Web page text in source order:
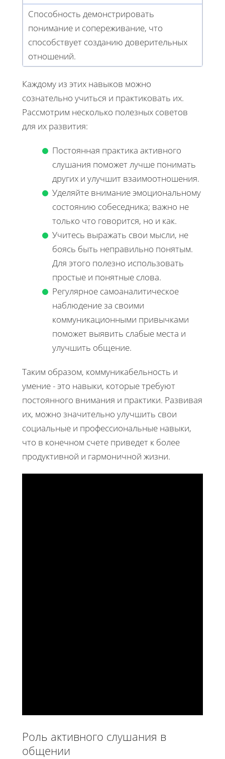
Способность демонстрировать
понимание и сопереживание, что
способствует созданию доверительных
отношений.
Каждому из этих навыков можно
сознательно учиться и практиковать их.
Рассмотрим несколько полезных советов
для их развития:
Постоянная практика активного
слушания поможет лучше понимать
других и улучшит взаимоотношения.
Уделяйте внимание эмоциональному
состоянию собеседника; важно не
только что говорится, но и как.
Учитесь выражать свои мысли, не
боясь быть неправильно понятым.
Для этого полезно использовать
простые и понятные слова.
Регулярное самоаналитическое
наблюдение за своими
коммуникационными привычками
поможет выявить слабые места и
улучшить общение.
Таким образом, коммуникабельность и
умение - это навыки, которые требуют
постоянного внимания и практики. Развивая
их, можно значительно улучшить свои
социальные и профессиональные навыки,
что в конечном счете приведет к более
продуктивной и гармоничной жизни.
Роль активного слушания в
общении